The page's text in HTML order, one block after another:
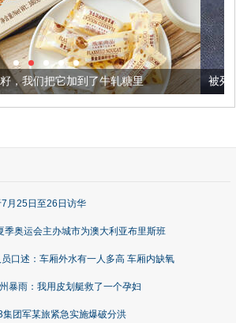
糖里 被列入佛家七宝的它到底有
月25日至26日访华
季奥运会主办城市为澳大利亚布里斯班
口述：车厢外水有一人多高 车厢内缺氧
暴雨：我用皮划艇救了一个孕妇
团军某旅紧急实施爆破分洪